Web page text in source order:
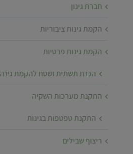
חברת גינון
הקמת גינות ציבוריות
הקמת גינות פרטיות
הכנת תשתית ושטח להקמת גינה
התקנת מערכות השקיה
התקנת טפטפות בגינות
ריצוף שבילים